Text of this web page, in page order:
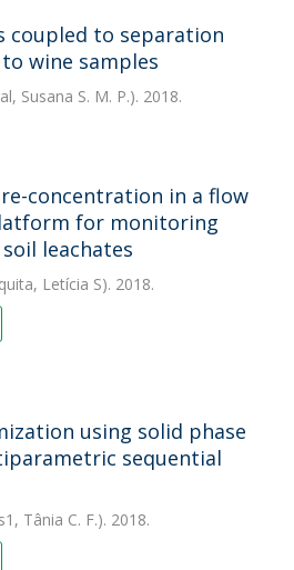
coupled to separation
wine samples
Susana S. M. P.). 2018.
concentration in a flow
for monitoring
leachates
Letícia S). 2018.
using solid phase
sequential
Tânia C. F.). 2018.